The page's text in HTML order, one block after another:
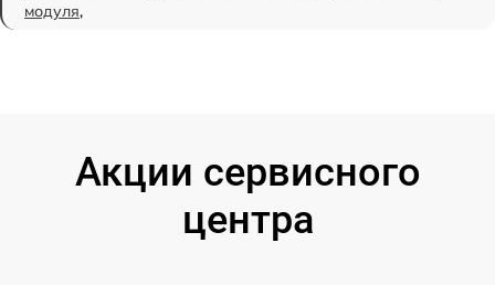
модуля,
Акции сервисного
центра